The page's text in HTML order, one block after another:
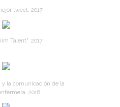
tweet. 2017
Talent". 2017
y la comunicación de la
2018